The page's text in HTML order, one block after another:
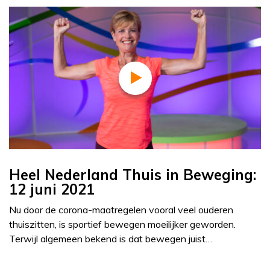
Heel Nederland Thuis in Beweging:
12 juni 2021
Nu door de corona-maatregelen vooral veel ouderen
thuiszitten, is sportief bewegen moeilijker geworden.
Terwijl algemeen bekend is dat bewegen juist…